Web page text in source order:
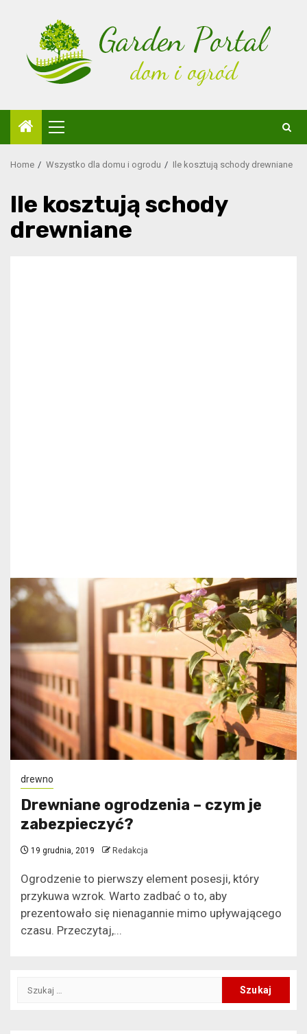
Primary
Menu
Home Wszystko dla domu i ogrodu Ile kosztują schody drewniane
Ile kosztują schody
drewniane
drewno
Drewniane ogrodzenia – czym je
zabezpieczyć?
19 grudnia, 2019 Redakcja
Ogrodzenie to pierwszy element posesji, który
przykuwa wzrok. Warto zadbać o to, aby
prezentowało się nienagannie mimo upływającego
czasu. Przeczytaj,...
Szukaj: